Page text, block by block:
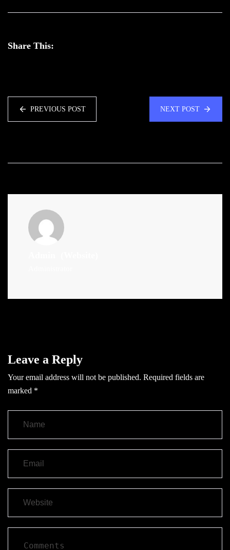
Share This:
PREVIOUS POST NEXT POST
Leave a Reply
Your email address will not be published. Required fields are
marked *